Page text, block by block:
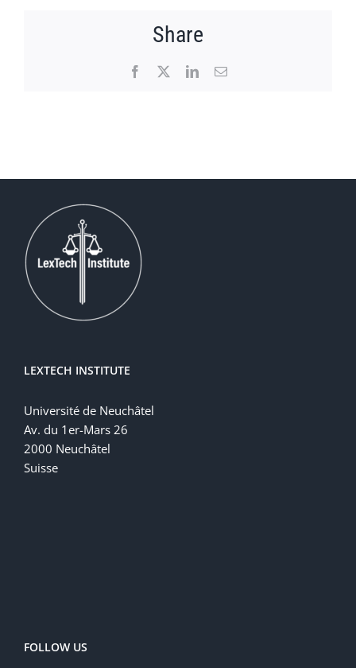
Share
Facebook LinkedInEmail
LEXTECH INSTITUTE
Université de Neuchâtel
Av. du 1er-Mars 26
2000 Neuchâtel
Suisse
FOLLOW US